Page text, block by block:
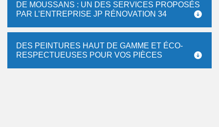
DE MOUSSANS : UN DES SERVICES PROPOSÉS
PAR L’ENTREPRISE JP RÉNOVATION 34
DES PEINTURES HAUT DE GAMME ET ÉCO-
RESPECTUEUSES POUR VOS PIÈCES